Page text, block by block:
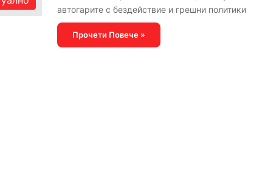
автогарите с бездействие и грешни политики
Прочети Повече »